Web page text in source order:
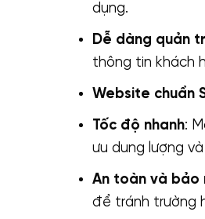
dụng.
Dễ dàng quản
thông tin khách
Website chuẩn
Tốc độ nhanh:
ưu dung lượng
An toàn và bảo
để tránh trường